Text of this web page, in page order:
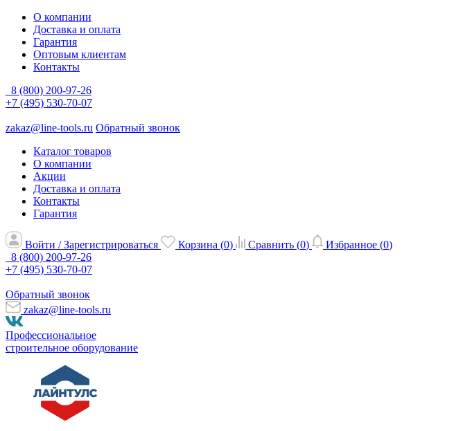
О компании
Доставка и оплата
Гарантия
Оптовым клиентам
Контакты
8 (800) 200-97-26
+7 (495) 530-70-07
zakaz@line-tools.ru Обратный звонок
Каталог товаров
О компании
Акции
Доставка и оплата
Контакты
Гарантия
Войти / Зарегистрироваться Корзина (0) Сравнить (0) Избранное (0)
8 (800) 200-97-26
+7 (495) 530-70-07
Обратный звонок
zakaz@line-tools.ru
Профессиональное
строительное оборудование